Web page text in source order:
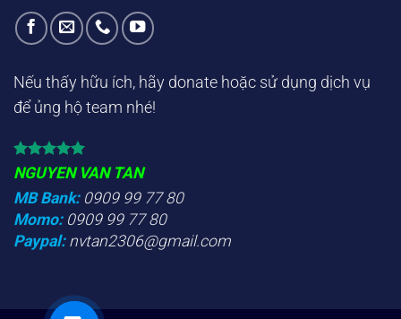
Nếu thấy hữu ích, hãy donate hoặc sử dụng dịch vụ
để ủng hộ team nhé!
NGUYEN VAN TAN
MB Bank:0909 99 77 80
Momo:0909 99 77 80
Paypal:nvtan2306@gmail.com